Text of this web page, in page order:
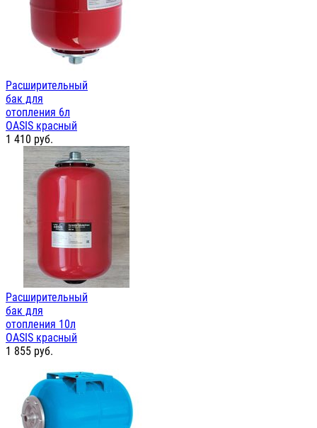
Расширительный
бак для
отопления 6л
OASIS красный
1 410 руб.
Расширительный
бак для
отопления 10л
OASIS красный
1 855 руб.